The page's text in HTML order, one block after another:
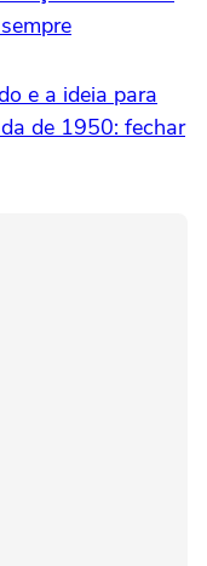
e a ideia para
de 1950: fechar